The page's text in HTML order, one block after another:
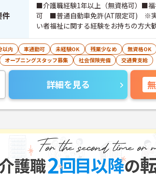
件
■介護職経験1年以上（無資格可）■福
可 ■普通自動車免許(AT限定可) ※実
い者福祉に関する経験をお持ちの方大
以内 車通勤可 未経験OK 残業少なめ 無資格OK
オープニングスタッフ募集 社会保険完備 交通費支給
詳細を見る